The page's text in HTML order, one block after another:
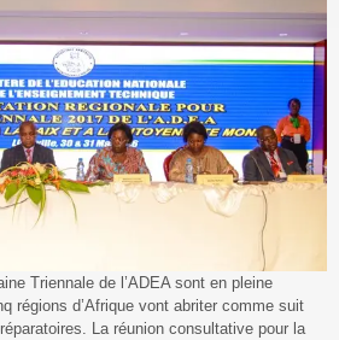
Triennale de l’ADEA sont en pleine
régions d’Afrique vont abriter comme suit
La réunion consultative pour la